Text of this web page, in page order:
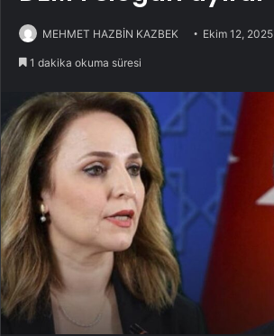
MEHMET HAZBİN KAZBEK Ekim 12, 2025
1 dakika okuma süresi